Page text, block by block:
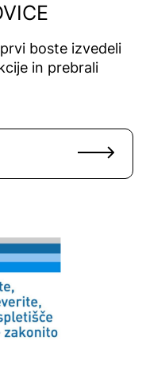
boste izvedeli
in prebrali